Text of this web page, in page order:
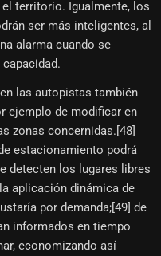
territorio. Igualmente, los
ser más inteligentes, al
alarma cuando se
las autopistas también
ejemplo de modificar en
zonas concernidas.[48]​
estacionamiento podrá
detecten los lugares libres
aplicación dinámica de
por demanda;[49]​ de
informados en tiempo
economizando así